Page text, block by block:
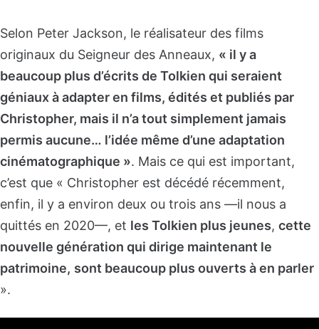
Selon Peter Jackson, le réalisateur des films
originaux du Seigneur des Anneaux, « il y a
beaucoup plus d’écrits de Tolkien qui seraient
géniaux à adapter en films, édités et publiés par
Christopher, mais il n’a tout simplement jamais
permis aucune… l’idée même d’une adaptation
cinématographique ». Mais ce qui est important,
c’est que « Christopher est décédé récemment,
enfin, il y a environ deux ou trois ans —il nous a
quittés en 2020—, et les Tolkien plus jeunes, cette
nouvelle génération qui dirige maintenant le
patrimoine, sont beaucoup plus ouverts à en parler
».